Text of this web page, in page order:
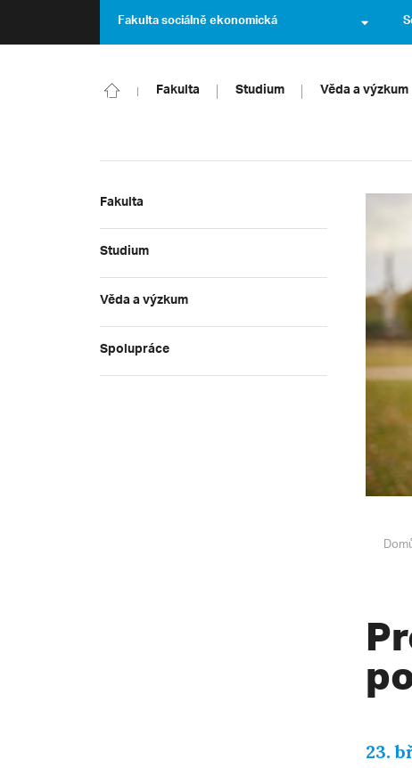
Fakulta sociálně ekonomická
Fakulta Studium Věda a výzkum
Fakulta
Studium
Věda a výzkum
Spolupráce
23.